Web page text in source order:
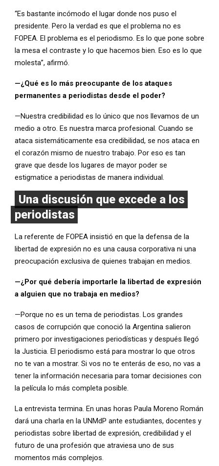
“Es bastante incómodo el lugar donde nos puso el
presidente. Pero la verdad es que el problema no es
FOPEA. El problema es el periodismo. Es lo que pone sobre
la mesa el contraste y lo que hacemos bien. Eso es lo que
molesta”, afirmó.
—¿Qué es lo más preocupante de los ataques
permanentes a periodistas desde el poder?
—Nuestra credibilidad es lo único que nos llevamos de un
medio a otro. Es nuestra marca profesional. Cuando se
ataca sistemáticamente esa credibilidad, se nos ataca en
el corazón mismo de nuestro trabajo. Por eso es tan
grave que desde los lugares de mayor poder se
estigmatice a periodistas de manera individual.
Una discusión que excede a los
periodistas
La referente de FOPEA insistió en que la defensa de la
libertad de expresión no es una causa corporativa ni una
preocupación exclusiva de quienes trabajan en medios.
—¿Por qué debería importarle la libertad de expresión
a alguien que no trabaja en medios?
—Porque no es un tema de periodistas. Los grandes
casos de corrupción que conoció la Argentina salieron
primero por investigaciones periodísticas y después llegó
la Justicia. El periodismo está para mostrar lo que otros
no te van a mostrar. Si vos no te enterás de eso, no vas a
tener la información necesaria para tomar decisiones con
la película lo más completa posible.
La entrevista termina. En unas horas Paula Moreno Román
dará una charla en la UNMdP ante estudiantes, docentes y
periodistas sobre libertad de expresión, credibilidad y el
futuro de una profesión que atraviesa uno de sus
momentos más complejos.